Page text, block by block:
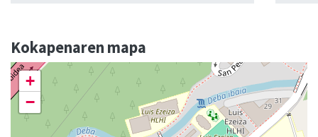
Kokapenaren mapa
+
−